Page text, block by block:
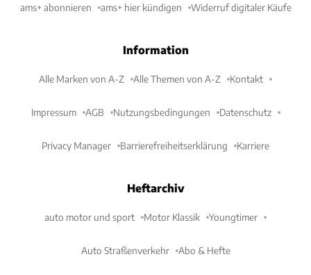
ams+ abonnieren ams+ hier kündigen Widerruf digitaler Käufe
Information
Alle Marken von A-Z Alle Themen von A-Z Kontakt
Impressum AGB Nutzungsbedingungen Datenschutz
Privacy Manager Barrierefreiheitserklärung Karriere
Heftarchiv
auto motor und sport Motor Klassik Youngtimer
Auto Straßenverkehr Abo & Hefte